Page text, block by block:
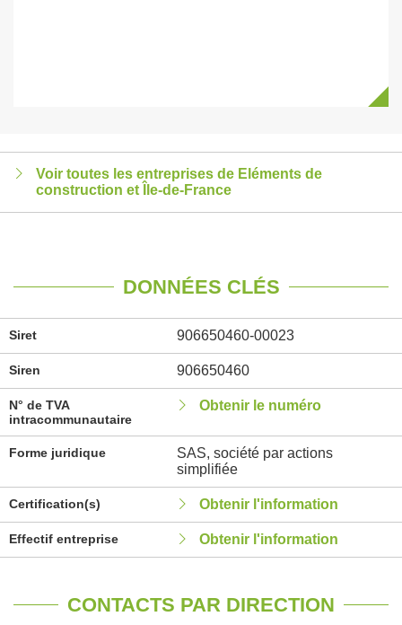
Voir toutes les entreprises de Eléments de
construction et Île-de-France
DONNÉES CLÉS
Siret 906650460-00023
Siren 906650460
N° de TVA
intracommunautaire
Obtenir le numéro
Forme juridique
SAS, société par actions
simplifiée
Certification(s) Obtenir l'information
Effectif entreprise Obtenir l'information
CONTACTS PAR DIRECTION